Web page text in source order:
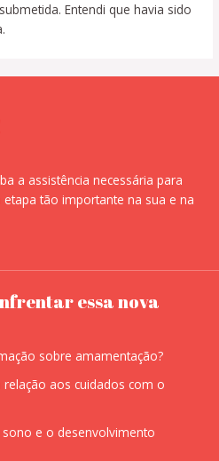
Entendi que havia sido
a assistência necessária para
tão importante na sua e na
essa nova
sobre amamentação?
relação aos cuidados com o
e o desenvolvimento